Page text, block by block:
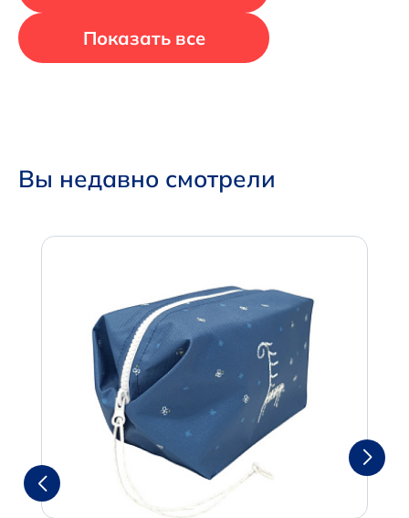
Показать все
Вы недавно смотрели